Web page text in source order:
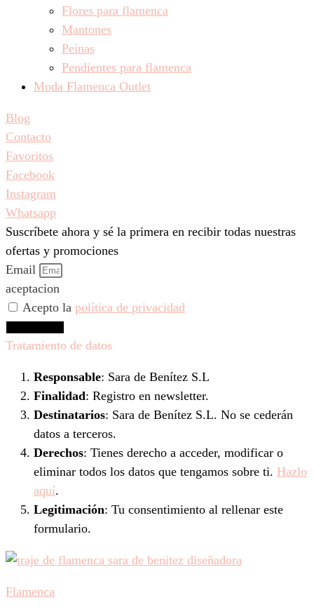
Flores para flamenca
Mantones
Peinas
Pendientes para flamenca
Moda Flamenca Outlet
Blog
Contacto
Favoritos
Facebook
Instagram
Whatsapp
Suscríbete ahora y sé la primera en recibir todas nuestras
ofertas y promociones
Email
aceptacion
Acepto la política de privacidad
Tratamiento de datos
Responsable: Sara de Benítez S.L
Finalidad: Registro en newsletter.
Destinatarios: Sara de Benítez S.L. No se cederán
datos a terceros.
Derechos: Tienes derecho a acceder, modificar o
eliminar todos los datos que tengamos sobre ti. Hazlo
aquí.
Legitimación: Tu consentimiento al rellenar este
formulario.
Flamenca